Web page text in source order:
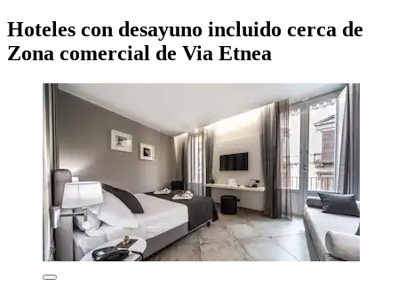
Hoteles con desayuno incluido cerca de
Zona comercial de Via Etnea